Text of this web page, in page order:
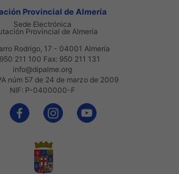
Provincial de Almería
Sede Electrónica
Provincial de Almería
Rodrigo, 17 - 04001 Almería
211 100 Fax: 950 211 131
info@dipalme.org
núm 57 de 24 de marzo de 2009
NIF: P-0400000-F